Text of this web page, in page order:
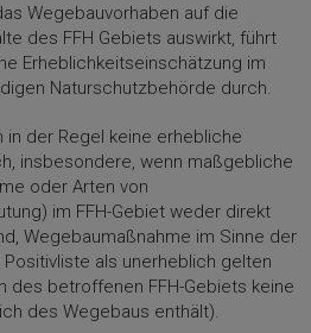
Wegebauvorhaben auf die
des FFH Gebiets auswirkt, führt
Erheblichkeitseinschätzung im
Naturschutzbehörde durch.
der Regel keine erhebliche
insbesondere, wenn maßgebliche
oder Arten von
im FFH-Gebiet weder direkt
Wegebaumaßnahme im Sinne der
als unerheblich gelten
des betroffenen FFH-Gebiets keine
des Wegebaus enthält).